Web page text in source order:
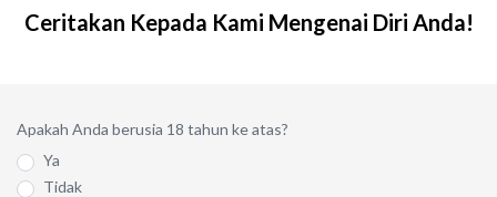
Ceritakan Kepada Kami Mengenai Diri Anda!
Apakah Anda berusia 18 tahun ke atas?
Ya
Tidak